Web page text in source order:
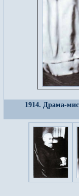
1914. Драма-